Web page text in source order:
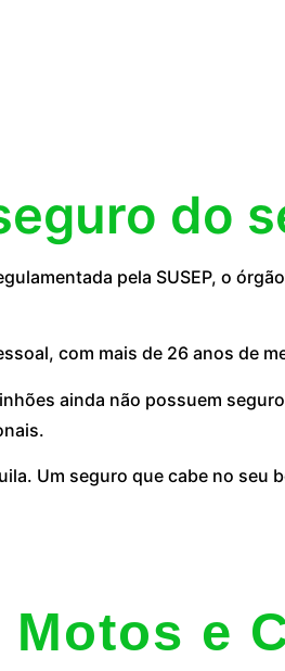
do
pela SUSEP, o
com mais de 26 anos de
ainda não possuem
Um seguro que cabe no seu
e